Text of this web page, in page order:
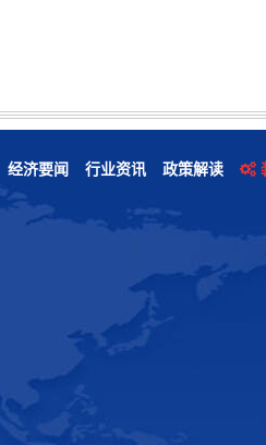
经济要闻 行业资讯 政策解读